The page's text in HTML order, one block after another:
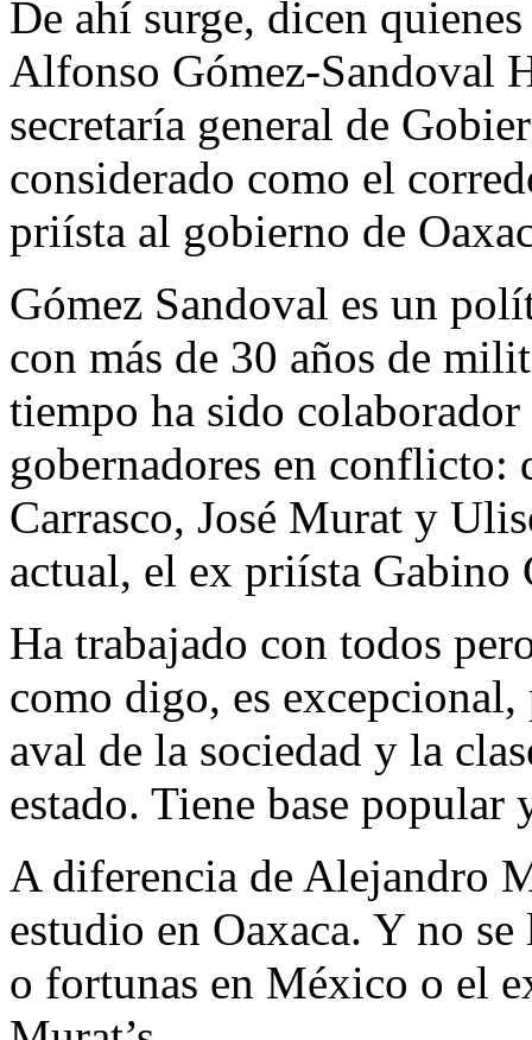
De ahí surge, dicen
Alfonso Gómez-Sandoval
secretaría general de
considerado como el
priísta al gobierno de
Gómez Sandoval es un
con más de 30 años de
tiempo ha sido
gobernadores en conflicto:
Carrasco, José Murat y
actual, el ex priísta Gabino
Ha trabajado con todos
como digo, es
aval de la sociedad y la
estado. Tiene base
A diferencia de Alejandro
estudio en Oaxaca. Y no
o fortunas en México o el